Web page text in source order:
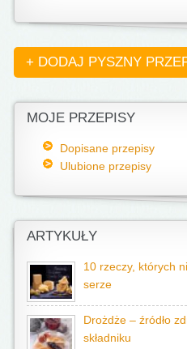
+ DODAJ PYSZNY
MOJE PRZEPISY
Dopisane przepisy
Ulubione przepisy
ARTYKUŁY
10 rzeczy, których
serze
Drożdże – źródło
składniku